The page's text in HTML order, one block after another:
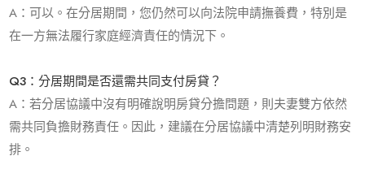
A：可以。在分居期間，您仍然可以向法院申請撫養費，特別是
在一方無法履行家庭經濟責任的情況下。
Q3 ：分居期間是否還需共同支付房貸？
A：若分居協議中沒有明確說明房貸分擔問題，則夫妻雙方依然
需共同負擔財務責任。因此，建議在分居協議中清楚列明財務安
排。